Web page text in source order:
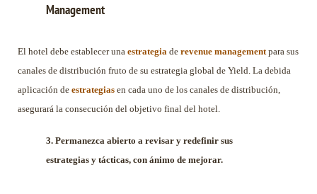
Management
El hotel debe establecer una estrategia de revenue managementpara sus
canales de distribución fruto de su estrategia global de Yield. La debida
aplicación de estrategias en cada uno de los canales de distribución,
asegurará la consecución del objetivo final del hotel.
3. Permanezca abierto a revisar y redefinir sus
estrategias y tácticas, con ánimo de mejorar.